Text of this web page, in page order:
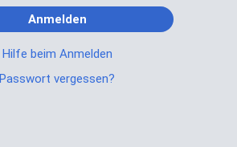
Anmelden
Hilfe beim Anmelden
Passwort vergessen?